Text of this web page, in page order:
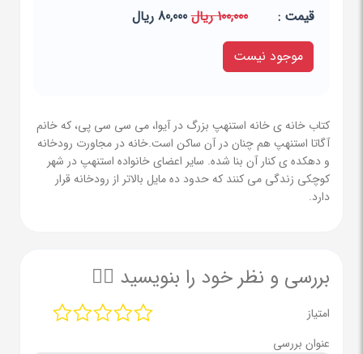
قيمت :
100,000 ریال
80,000 ریال
موجود نیست
کتاب خانه ی خانه استنهپ بزرگ در آیوا، می سی سی پی، که خانم
آگاتا استنهپ هم چنان در آن ساکن است.خانه در مجاورت رودخانه
و دهکده ی کنار آن بنا شده. سایر اعضای خانواده استنهپ در شهر
کوچکی زندگی می کنند که حدود ده مایل بالاتر از رودخانه قرار
دارد.
بررسی و نظر خود را بنویسید ✍🏻
امتیاز
عنوان بررسی